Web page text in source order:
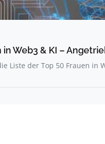
in Web3 & KI –
Liste der Top 50 Frauen in